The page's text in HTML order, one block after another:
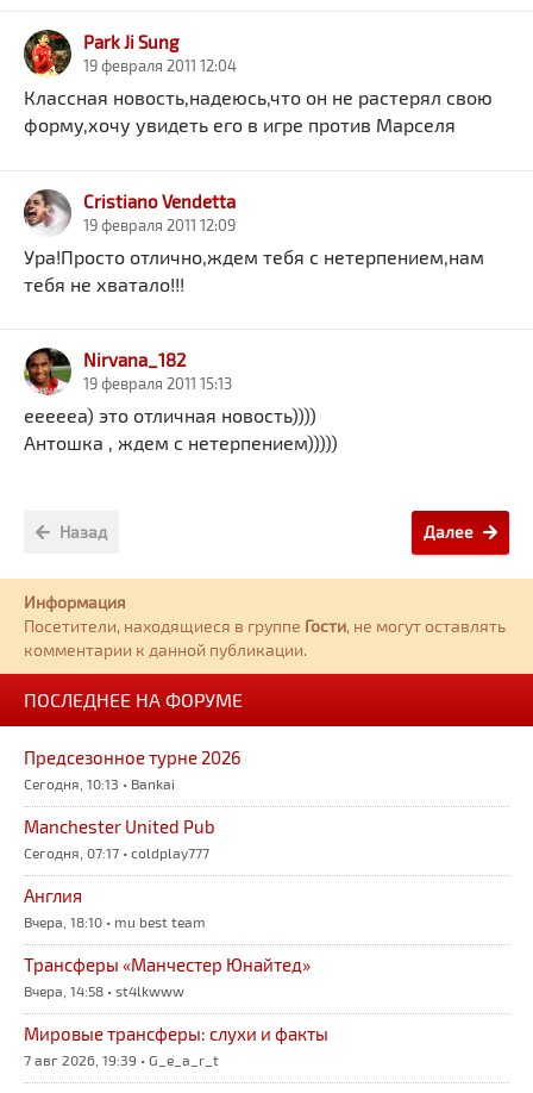
Park Ji Sung
19 февраля 2011 12:04
Классная новость,надеюсь,что он не растерял свою
форму,хочу увидеть его в игре против Марселя
Cristiano Vendetta
19 февраля 2011 12:09
Ура!Просто отлично,ждем тебя с нетерпением,нам
тебя не хватало!!!
Nirvana_182
19 февраля 2011 15:13
еееееа) это отличная новость))))
Антошка , ждем с нетерпением)))))
Назад Далее
Информация
Посетители, находящиеся в группе Гости, не могут оставлять
комментарии к данной публикации.
ПОСЛЕДНЕЕ НА ФОРУМЕ
Предсезонное турне 2026
Сегодня, 10:13 • Bankai
Manchester United Pub
Сегодня, 07:17 • coldplay777
Англия
Вчера, 18:10 • mu best team
Трансферы «Манчестер Юнайтед»
Вчера, 14:58 • st4lkwww
Мировые трансферы: слухи и факты
7 авг 2026, 19:39 • G_e_a_r_t